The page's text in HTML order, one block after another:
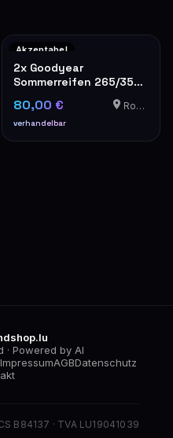
Akzeptabel
2x Goodyear
Sommerreifen 265/35
80,00 €
verhandelbar
Roedt
· Powered by AI
ImpressumAGBDatenschutz
B84137 · TVA LU19041039